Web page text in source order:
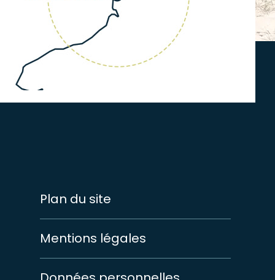
Plan du site
Mentions légales